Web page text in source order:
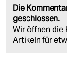
Die
geschlossen.
Wir öffnen die
Artikeln für